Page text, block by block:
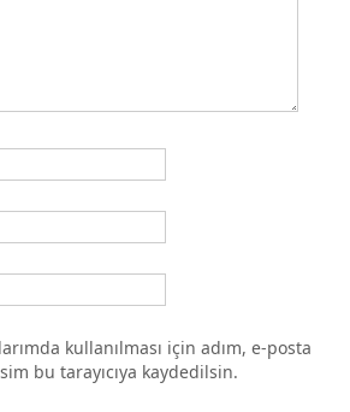
kullanılması için adım, e-posta
bu tarayıcıya kaydedilsin.